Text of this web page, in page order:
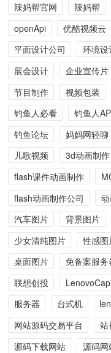
辣妈帮官网
辣妈帮
openApi
优酷视频云
平面设计公司
环境设
展会设计
企业宣传片
节目制作
视频包装
钓鱼人必看
钓鱼人
钓鱼论坛
妈妈网轻聊
儿歌视频
3d动画制作
flash课件动画制作
flash动画制作公司
汽车图片
背景图片
少女清纯图片
性感图
桌面图片
免备案服务
联想创投
服务器
台式机
网站源码交易平台
站
源码下载网站
源码网